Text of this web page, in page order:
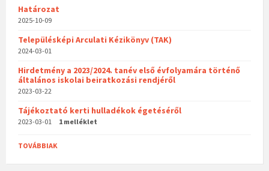
Határozat
2025-10-09
Településképi Arculati Kézikönyv (TAK)
2024-03-01
Hirdetmény a 2023/2024. tanév első évfolyamára történő
általános iskolai beiratkozási rendjéről
2023-03-22
Tájékoztató kerti hulladékok égetéséről
2023-03-01 1 melléklet
TOVÁBBIAK